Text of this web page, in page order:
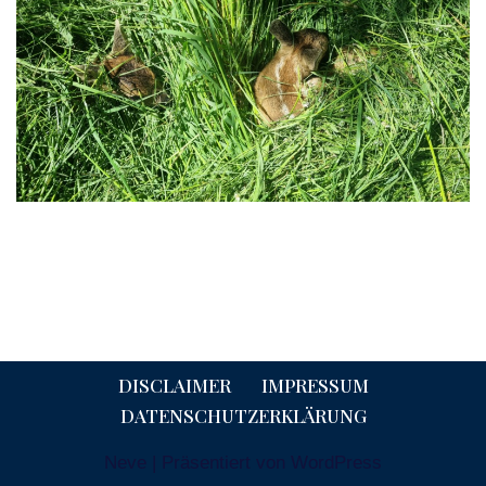
DISCLAIMER
IMPRESSUM
DATENSCHUTZERKLÄRUNG